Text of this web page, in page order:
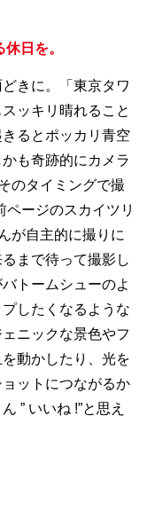
日を。
きに。「東京タワ
ッキリ晴れること
るとポッカリ青空
も奇跡的にカメラ
のタイミングで撮
ページのスカイツリ
が自主的に撮りに
まで待って撮影し
トームシューのよ
したくなるような
ニックな景色やフ
動かしたり、光を
ットにつながるか
” いいね !”と思え